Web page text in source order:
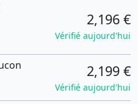
2,196 €
Vérifié aujourd'hui
2,199 €
Vérifié aujourd'hui